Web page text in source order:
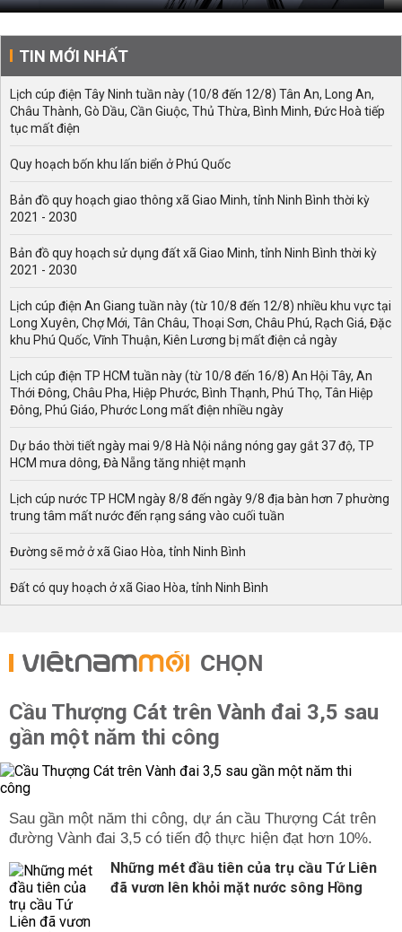
TIN MỚI NHẤT
Lịch cúp điện Tây Ninh tuần này (10/8 đến 12/8) Tân An, Long An,
Châu Thành, Gò Dầu, Cần Giuộc, Thủ Thừa, Bình Minh, Đức Hoà tiếp
tục mất điện
Quy hoạch bốn khu lấn biển ở Phú Quốc
Bản đồ quy hoạch giao thông xã Giao Minh, tỉnh Ninh Bình thời kỳ
2021 - 2030
Bản đồ quy hoạch sử dụng đất xã Giao Minh, tỉnh Ninh Bình thời kỳ
2021 - 2030
Lịch cúp điện An Giang tuần này (từ 10/8 đến 12/8) nhiều khu vực tại
Long Xuyên, Chợ Mới, Tân Châu, Thoại Sơn, Châu Phú, Rạch Giá, Đặc
khu Phú Quốc, Vĩnh Thuận, Kiên Lương bị mất điện cả ngày
Lịch cúp điện TP HCM tuần này (từ 10/8 đến 16/8) An Hội Tây, An
Thới Đông, Châu Pha, Hiệp Phước, Bình Thạnh, Phú Thọ, Tân Hiệp
Đông, Phú Giáo, Phước Long mất điện nhiều ngày
Dự báo thời tiết ngày mai 9/8 Hà Nội nắng nóng gay gắt 37 độ, TP
HCM mưa dông, Đà Nẵng tăng nhiệt mạnh
Lịch cúp nước TP HCM ngày 8/8 đến ngày 9/8 địa bàn hơn 7 phường
trung tâm mất nước đến rạng sáng vào cuối tuần
Đường sẽ mở ở xã Giao Hòa, tỉnh Ninh Bình
Đất có quy hoạch ở xã Giao Hòa, tỉnh Ninh Bình
CHỌN
Cầu Thượng Cát trên Vành đai 3,5 sau
gần một năm thi công
Sau gần một năm thi công, dự án cầu Thượng Cát trên
đường Vành đai 3,5 có tiến độ thực hiện đạt hơn 10%.
Những mét đầu tiên của trụ cầu Tứ Liên
đã vươn lên khỏi mặt nước sông Hồng